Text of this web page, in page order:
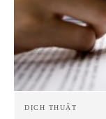
DỊCH THUẬT